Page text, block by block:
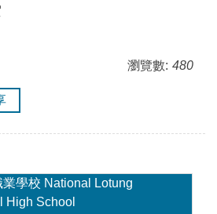
瀏覽數: 480
學校 National Lotung
High School